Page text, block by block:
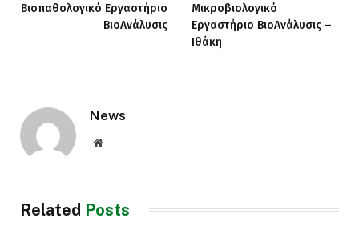
Βιοπαθολογικό Εργαστήριο
ΒιοAνάλυσις
Mικροβιολογικό
Εργαστήριο ΒιοAνάλυσις –
Ιθάκη
News
Website
Related Posts